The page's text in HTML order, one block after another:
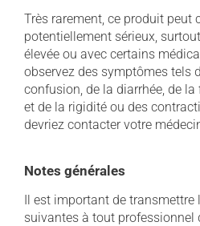
Très rarement, ce produit peut
potentiellement sérieux,
élevée ou avec certains
observez des symptômes tels
confusion, de la diarrhée, de
et de la rigidité ou des
devriez contacter votre
Notes générales
Il est important de
suivantes à tout professionnel